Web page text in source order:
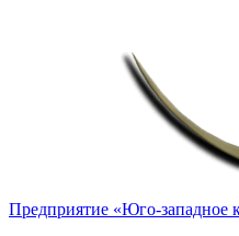
Предприятие «Юго-западное